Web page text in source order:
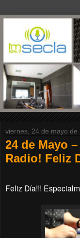
viernes, 24 de mayo de
24 de Mayo
Radio! Feliz
Feliz Día!!!